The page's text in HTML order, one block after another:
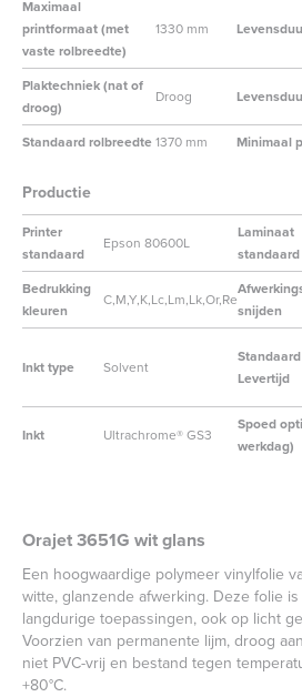
Maximaal
printformaat (met
vaste rolbreedte)
1330 mm
Plaktechniek (nat of
droog)
Droog
Standaard rolbreedte1370 mm Minimaal
Productie
Printer
standaard
Epson 80600L
Laminaat
standaard
Bedrukking
kleuren
C,M,Y,K,Lc,Lm,Lk,Or,Re
snijden
Inkt type Solvent
Standaard
Levertijd
Inkt Ultrachrome® GS3
Spoed
werkdag)
Orajet 3651G wit glans
Een hoogwaardige polymeer vinylfolie
witte, glanzende afwerking. Deze folie
langdurige toepassingen, ook op licht
Voorzien van permanente lijm, droog
niet PVC-vrij en bestand tegen
+80°C.